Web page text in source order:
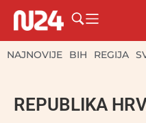
NAJNOVIJE BIH REGIJA
REPUBLIKA